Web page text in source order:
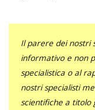
Il parere dei nostri
informativo e non
specialistica o al
nostri specialisti
scientifiche a titolo